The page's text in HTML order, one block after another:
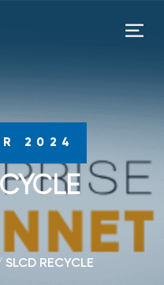
2024
SLCD RECYCLE